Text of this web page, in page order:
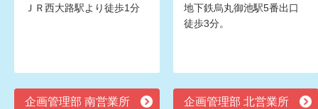
ＪＲ西大路駅より徒歩1分
地下鉄烏丸御池駅5番出口
徒歩3分。
企画管理部 南営業所 企画管理部 北営業所